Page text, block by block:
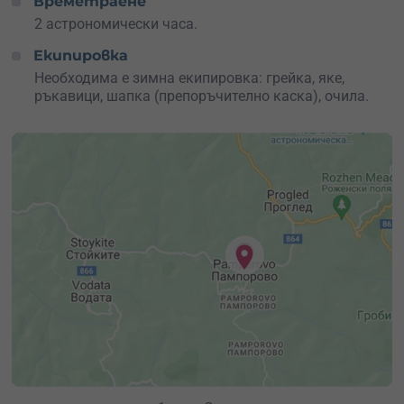
сега!2 астрономически часа.
Екипировка
Необходима е зимна екипировка: грейка, яке,
ръкавици, шапка (препоръчително каска), очила.